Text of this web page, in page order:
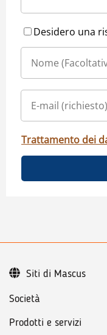
Desidero una
Trattamento dei
Società
Prodotti e servizi
Siti di Mascus